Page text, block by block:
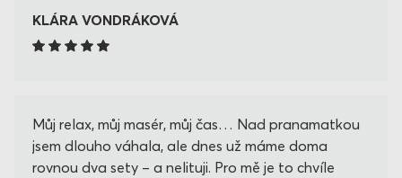
KLÁRA VONDRÁKOVÁ
Můj relax, můj masér, můj čas… Nad pranamatkou
jsem dlouho váhala, ale dnes už máme doma
rovnou dva sety – a nelituji. Pro mě je to chvíle